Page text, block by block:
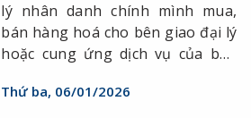
lý nhân danh chính mình mua,
bán hàng hoá cho bên giao đại lý
hoặc cung ứng dịch vụ của bên
hưởng thù lao. (Điều 166 Luật
Thứ ba, 06/01/2026